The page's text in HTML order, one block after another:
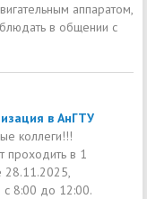
аппаратом,
в общении с
в АнГТУ
коллеги!!!
проходить в 1
28.11.2025,
8:00 до 12:00.